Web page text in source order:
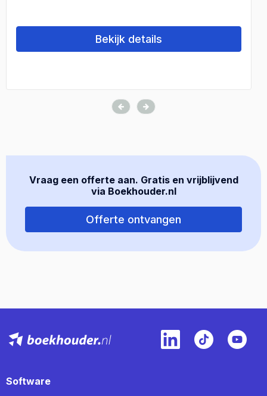
Bekijk details
Vraag een offerte aan. Gratis en vrijblijvend
via Boekhouder.nl
Offerte ontvangen
Software